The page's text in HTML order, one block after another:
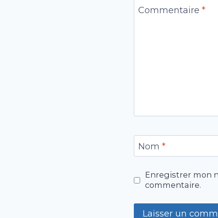
Commentaire *
Nom *
Enregistrer mon
commentaire.